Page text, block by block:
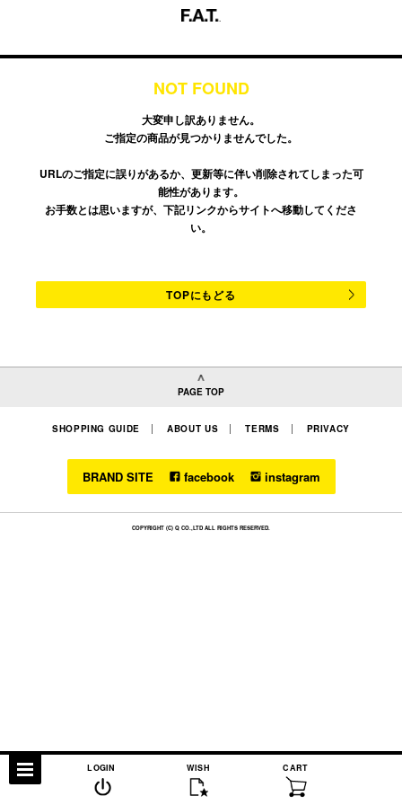
NOT FOUND
大変申し訳ありません。
ご指定の商品が見つかりませんでした。
URLのご指定に誤りがあるか、更新等に伴い削除されてしまった可
能性があります。
お手数とは思いますが、下記リンクからサイトへ移動してくださ
い。
TOPにもどる
PAGE TOP
SHOPPING GUIDE ABOUT US TERMS PRIVACY
BRAND SITE facebook instagram
CART
WISH
LOGIN
COPYRIGHT (C) Q CO.,LTD ALL RIGHTS RESERVED.